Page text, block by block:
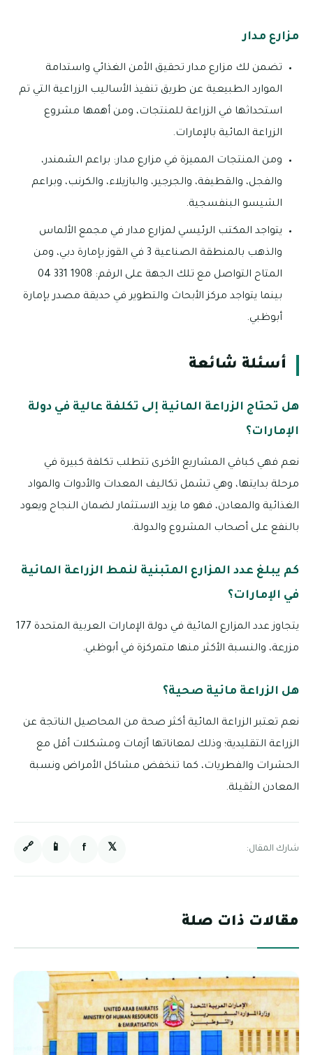
مزارع مدار
تضمن لك مزارع مدار تحقيق الأمن الغذائي واستدامة
الموارد الطبيعية عن طريق تنفيذ الأساليب الزراعية التي تم
استحداثها في الزراعة للمنتجات، ومن أهمها مشروع
الزراعة المائية بالإمارات.
ومن المنتجات المميزة في مزارع مدار: براعم الشمندر،
والفجل، والقطيفة، والجرجير، والبازيلاء، والكرنب، وبراعم
الشيسو البنفسجية.
يتواجد المكتب الرئيسي لمزارع مدار في مجمع الألماس
والذهب بالمنطقة الصناعية 3 في القوز بإمارة دبي، ومن
المتاح التواصل مع تلك الجهة على الرقم: 1908 331 04
بينما يتواجد مركز الأبحاث والتطوير في حديقة مصدر بإمارة
أبوظبي.
أسئلة شائعة
هل تحتاج الزراعة المائية إلى تكلفة عالية في دولة
الإمارات؟
نعم فهي كباقي المشاريع الأخرى تتطلب تكلفة كبيرة في
مرحلة بدايتها، وهي تشمل تكاليف المعدات والأدوات والمواد
الغذائية والمعادن، فهو ما يزيد الاستثمار لضمان النجاح ويعود
بالنفع على أصحاب المشروع والدولة.
كم يبلغ عدد المزارع المتبنية لنمط الزراعة المائية
في الإمارات؟
يتجاوز عدد المزارع المائية في دولة الإمارات العربية المتحدة 177
مزرعة، والنسبة الأكثر منها متمركزة في أبوظبي.
هل الزراعة مائية صحية؟
نعم تعتبر الزراعة المائية أكثر صحة من المحاصيل الناتجة عن
الزراعة التقليدية؛ وذلك لمعاناتها أزمات ومشكلات أقل مع
الحشرات والفطريات، كما تنخفض مشاكل الأمراض ونسبة
المعادن الثقيلة.
شارك المقال: 𝕏
f
📱
🔗
مقالات ذات صلة